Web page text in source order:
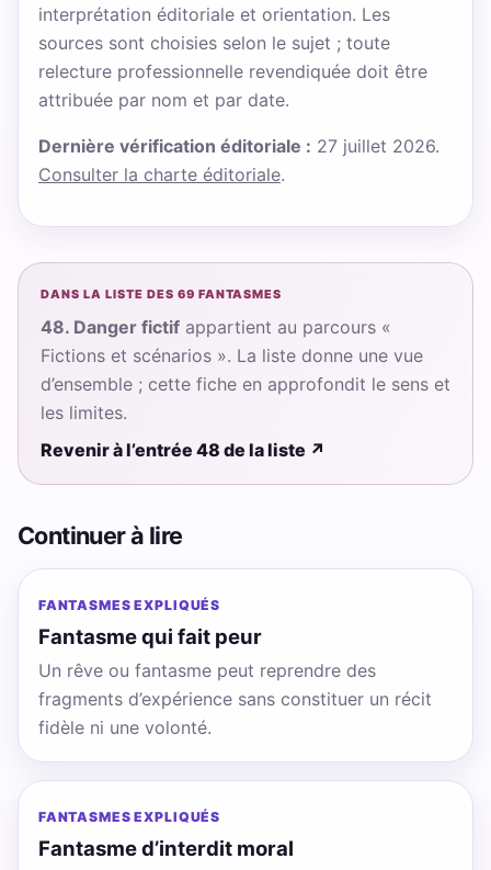
interprétation éditoriale et orientation. Les
sources sont choisies selon le sujet ; toute
relecture professionnelle revendiquée doit être
attribuée par nom et par date.
Dernière vérification éditoriale : 27 juillet 2026.
Consulter la charte éditoriale.
DANS LA LISTE DES 69 FANTASMES
48. Danger fictif appartient au parcours «
Fictions et scénarios ». La liste donne une vue
d’ensemble ; cette fiche en approfondit le sens et
les limites.
Revenir à l’entrée 48 de la liste ↗
Continuer à lire
FANTASMES EXPLIQUÉS
Fantasme qui fait peur
Un rêve ou fantasme peut reprendre des
fragments d’expérience sans constituer un récit
fidèle ni une volonté.
FANTASMES EXPLIQUÉS
Fantasme d’interdit moral